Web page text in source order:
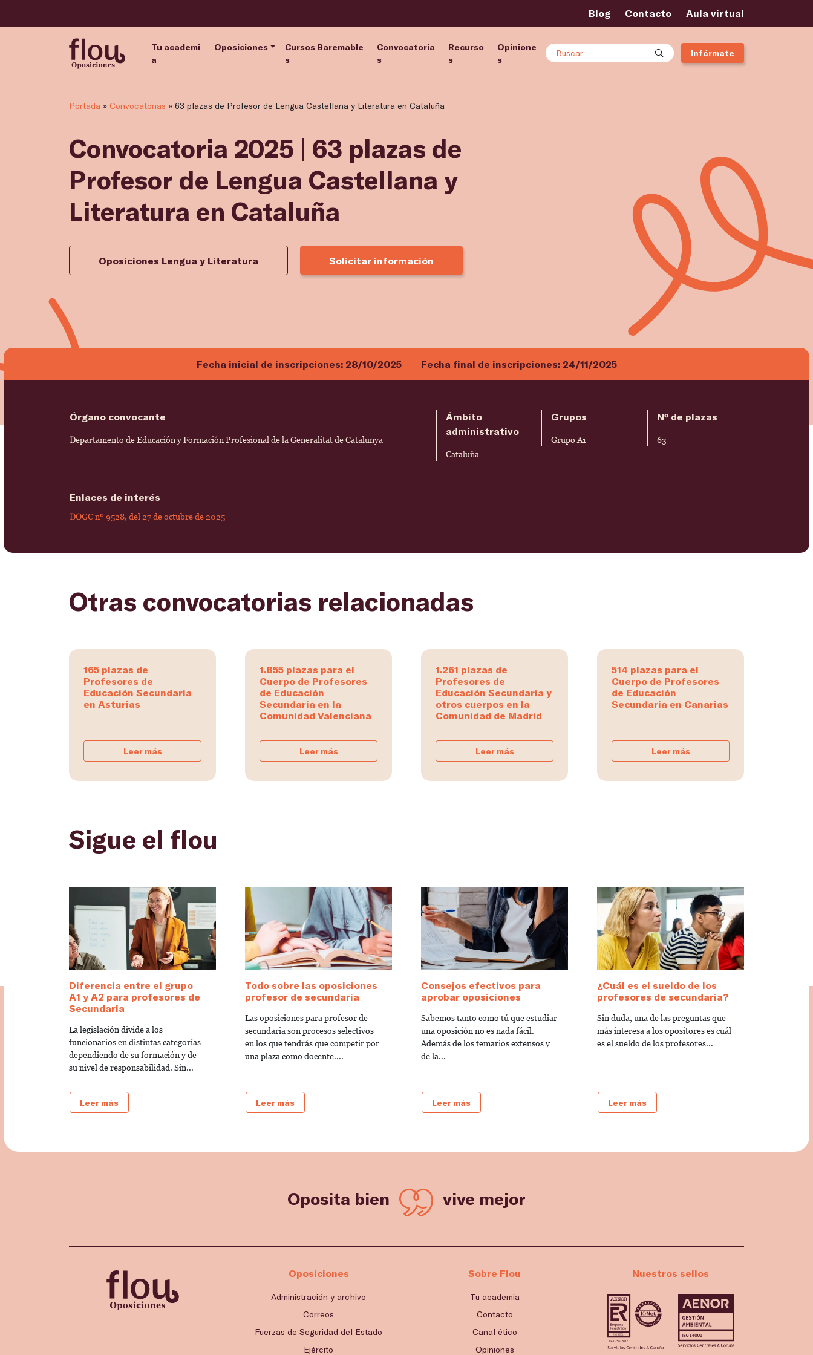
Blog Contacto Aula virtual
Tu academi
a
Oposiciones
Cursos Baremable
s
Convocatoria
s
Recurso
s
Opinione
s
Buscar Infórmate
Portada » Convocatorias » 63 plazas de Profesor de Lengua Castellana y Literatura en Cataluña
Convocatoria 2025 | 63 plazas de
Profesor de Lengua Castellana y
Literatura en Cataluña
Oposiciones Lengua y Literatura Solicitar información
Fecha inicial de inscripciones: 28/10/2025 Fecha final de inscripciones: 24/11/2025
Órgano convocante
Departamento de Educación y Formación Profesional de la Generalitat de Catalunya
Ámbito
administrativo
Cataluña
Grupos
Grupo A1
Nº de plazas
63
Enlaces de interés
DOGC nº 9528, del 27 de octubre de 2025
Otras convocatorias relacionadas
165 plazas de
Profesores de
Educación Secundaria
en Asturias
Leer más
1.855 plazas para el
Cuerpo de Profesores
de Educación
Secundaria en la
Comunidad Valenciana
Leer más
1.261 plazas de
Profesores de
Educación Secundaria y
otros cuerpos en la
Comunidad de Madrid
Leer más
514 plazas para el
Cuerpo de Profesores
de Educación
Secundaria en Canarias
Leer más
Sigue el flou
Diferencia entre el grupo
A1 y A2 para profesores de
Secundaria
La legislación divide a los
funcionarios en distintas categorías
dependiendo de su formación y de
su nivel de responsabilidad. Sin...
Leer más
Todo sobre las oposiciones
profesor de secundaria
Las oposiciones para profesor de
secundaria son procesos selectivos
en los que tendrás que competir por
una plaza como docente....
Leer más
Consejos efectivos para
aprobar oposiciones
Sabemos tanto como tú que estudiar
una oposición no es nada fácil.
Además de los temarios extensos y
de la...
Leer más
¿Cuál es el sueldo de los
profesores de secundaria?
Sin duda, una de las preguntas que
más interesa a los opositores es cuál
es el sueldo de los profesores...
Leer más
Oposita bien vive mejor
Oposiciones
Administración y archivo
Correos
Fuerzas de Seguridad del Estado
Ejército
Sobre Flou
Tu academia
Contacto
Canal ético
Opiniones
Nuestros sellos